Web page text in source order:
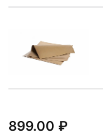
899.00 ₽